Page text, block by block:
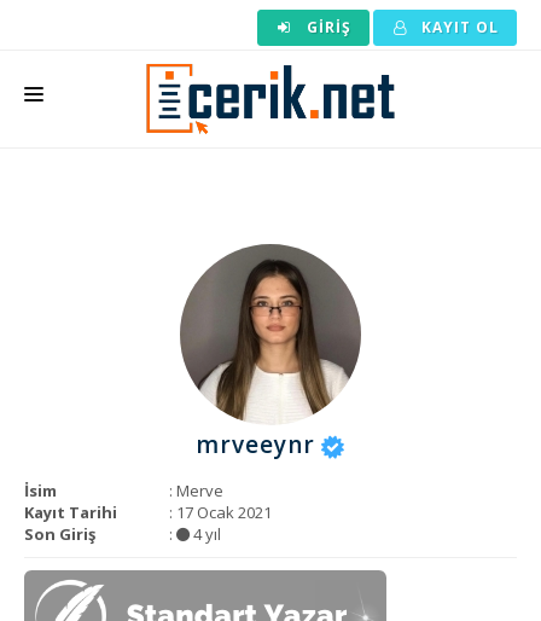
GIRIŞ KAYIT OL
KURUMSAL
mrveeynr
İsim
: Merve
Kayıt Tarihi
: 17 Ocak 2021
Son Giriş
: 4 yıl